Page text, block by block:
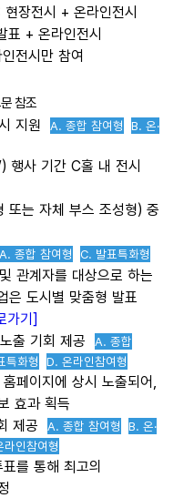
장전시 + 온라인전시
+ 온라인전시
전시만 참여
참조
지원 A. 종합 참여형 B. 온·
사 기간 C홀 내 전시
는 자체 부스 조성형) 중
A. 종합 참여형 C. 발표특화형
계자를 대상으로 하는
은 도시별 맞춤형 발표
가기]
출 기회 제공
A. 종합
특화형 D. 온라인참여형
이지에 상시 노출되어,
효과 획득
제공
A. 종합 참여형 B. 온·
라인참여형
를 통해 최고의